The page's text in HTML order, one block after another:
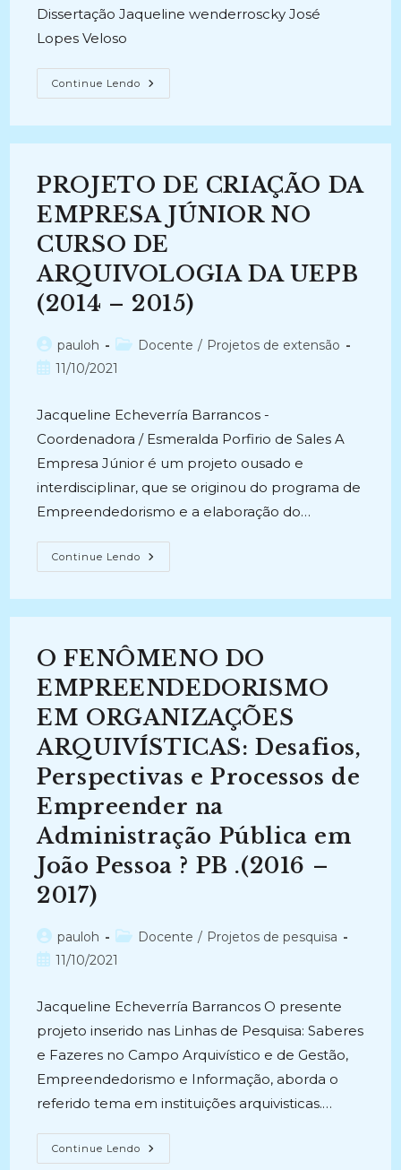
Dissertação Jaqueline wenderroscky José
Lopes Veloso
Continue Lendo EMPREENDEDORES
DE
E
Da
Cidade
De
São
Gonçalo
(2012-
PROJETO DE CRIAÇÃO DA
EMPRESA JÚNIOR NO
CURSO DE
ARQUIVOLOGIA DA UEPB
(2014 – 2015)
Autor
do
pauloh
Categoria
do
Docente / Projetos de extensão
Post11/10/2021
Jacqueline Echeverría Barrancos -
Coordenadora / Esmeralda Porfirio de Sales A
Empresa Júnior é um projeto ousado e
interdisciplinar, que se originou do programa de
Empreendedorismo e a elaboração do…
Continue Lendo PROJETO
DE
JÚNIOR
DE
ARQUIVOLOGIA
DA
UEPB
(2014
–
2015)
O FENÔMENO DO
EMPREENDEDORISMO
EM ORGANIZAÇÕES
ARQUIVÍSTICAS: Desafios,
Perspectivas e Processos de
Empreender na
Administração Pública em
João Pessoa ? PB .(2016 –
2017)
Autor
do
pauloh
Categoria
do
Docente / Projetos de pesquisa
Post11/10/2021
Jacqueline Echeverría Barrancos O presente
projeto inserido nas Linhas de Pesquisa: Saberes
e Fazeres no Campo Arquivístico e de Gestão,
Empreendedorismo e Informação, aborda o
referido tema em instituições arquivisticas.…
Continue Lendo O
FENÔMENO